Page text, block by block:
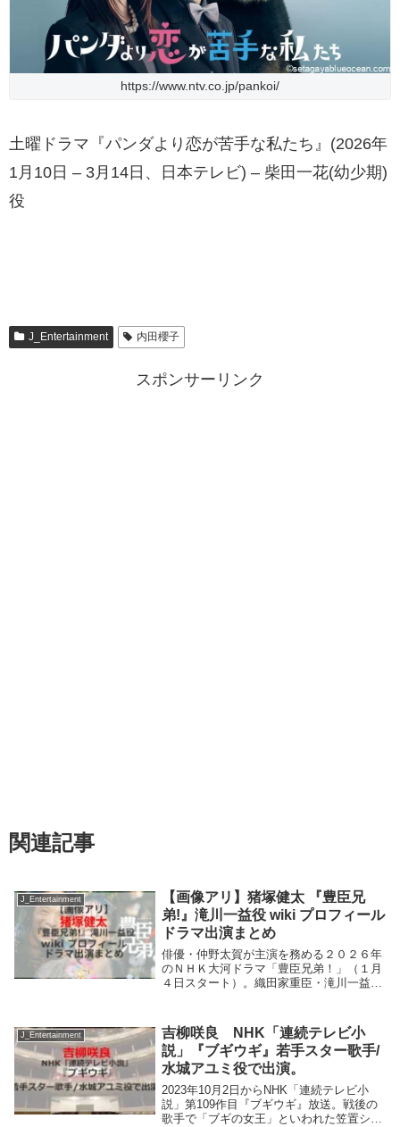
https://www.ntv.co.jp/pankoi/
土曜ドラマ『パンダより恋が苦手な私たち』(2026年
1月10日 – 3月14日、日本テレビ) – 柴田一花(幼少期)
役
J_Entertainment 内田櫻子
スポンサーリンク
関連記事
J_Entertainment
【画像アリ】猪塚健太 『豊臣兄
弟!』滝川一益役 wiki プロフィール
ドラマ出演まとめ
俳優・仲野太賀が主演を務める２０２６年
のＮＨＫ大河ドラマ「豊臣兄弟！」（１月
４日スタート）。織田家重臣・滝川一益役
ドラマやCMは?猪塚健太 『豊臣兄弟!』滝
川一益...
J_Entertainment
吉柳咲良 NHK「連続テレビ小
説」『ブギウギ』若手スター歌手/
水城アユミ役で出演。
2023年10月2日からNHK「連続テレビ小
説」第109作目『ブギウギ』放送。戦後の
歌手で「ブギの女王」といわれた笠置シヅ